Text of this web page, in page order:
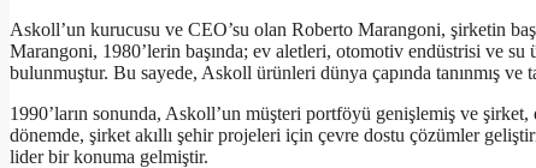
Askoll’un kurucusu ve CEO’su olan Roberto Marangoni, şirketin
Marangoni, 1980’lerin başında; ev aletleri, otomotiv endüstrisi ve
bulunmuştur. Bu sayede, Askoll ürünleri dünya çapında tanınmış ve
1990’ların sonunda, Askoll’un müşteri portföyü genişlemiş ve
dönemde, şirket akıllı şehir projeleri için çevre dostu çözümler
lider bir konuma gelmiştir.